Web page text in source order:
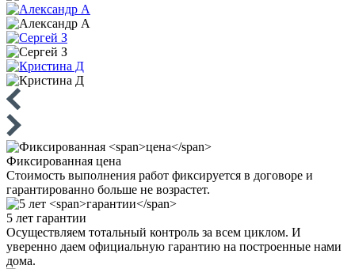
Фиксированная цена
Стоимость выполнения работ фиксируется в договоре и
гарантированно больше не возрастет.
5 лет гарантии
Осуществляем тотальный контроль за всем циклом. И
уверенно даем официальную гарантию на построенные нами
дома.